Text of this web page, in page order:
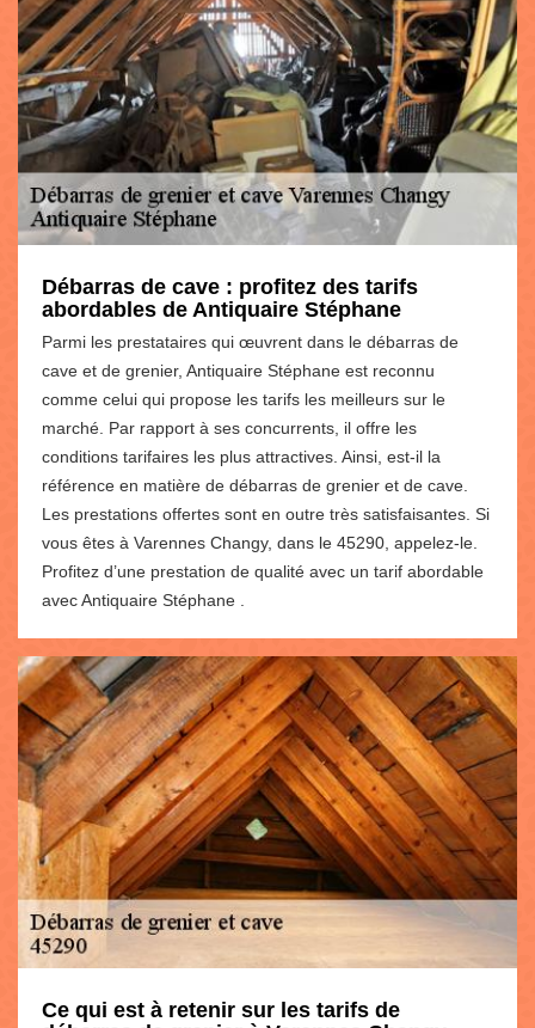
Débarras de cave : profitez des tarifs
abordables de Antiquaire Stéphane
Parmi les prestataires qui œuvrent dans le débarras de
cave et de grenier, Antiquaire Stéphane est reconnu
comme celui qui propose les tarifs les meilleurs sur le
marché. Par rapport à ses concurrents, il offre les
conditions tarifaires les plus attractives. Ainsi, est-il la
référence en matière de débarras de grenier et de cave.
Les prestations offertes sont en outre très satisfaisantes. Si
vous êtes à Varennes Changy, dans le 45290, appelez-le.
Profitez d’une prestation de qualité avec un tarif abordable
avec Antiquaire Stéphane .
Ce qui est à retenir sur les tarifs de